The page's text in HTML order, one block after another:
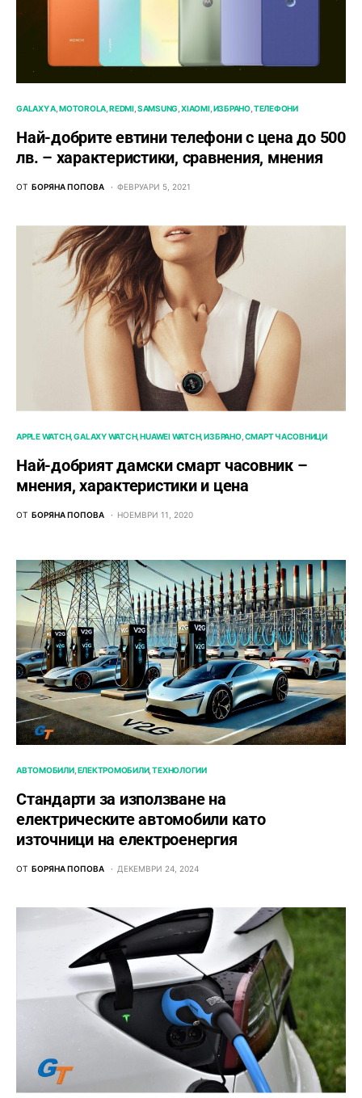
GALAXY A MOTOROLA REDMI SAMSUNG XIAOMI ИЗБРАНО ТЕЛЕФОНИ
Най-добрите евтини телефони с ценa до 500
лв. – характeристики, сравнения, мнения
ОТ БОРЯНА ПОПОВА ФЕВРУАРИ 5, 2021
APPLE WATCH GALAXY WATCH HUAWEI WATCH ИЗБРАНО СМАРТ ЧАСОВНИЦИ
Най-добрият дамски смарт часовник –
мнения, характеристики и цена
ОТ БОРЯНА ПОПОВА НОЕМВРИ 11, 2020
АВТОМОБИЛИ ЕЛЕКТРОМОБИЛИ ТЕХНОЛОГИИ
Стандарти за използване на
електрическите автомобили като
източници на електроенергия
ОТ БОРЯНА ПОПОВА ДЕКЕМВРИ 24, 2024